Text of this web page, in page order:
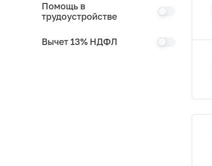
Помощь в
трудоустройстве
Вычет 13% НДФЛ